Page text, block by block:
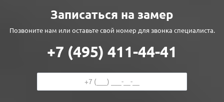
Записаться на замер
Позвоните нам или оставьте свой номер для звонка специалиста.
+7 (495) 411-44-41